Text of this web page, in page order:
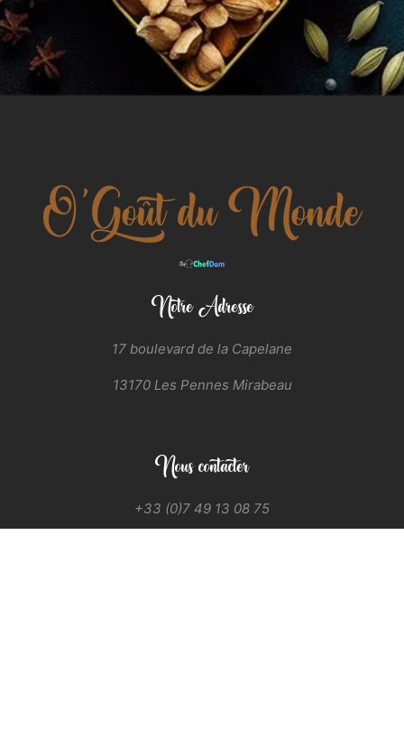
Notre Adresse
17 boulevard de la Capelane
13170 Les Pennes Mirabeau
Nous contacter
+33 (0)7 49 13 08 75